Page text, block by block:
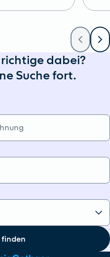
dabei?
Suche fort.
finden